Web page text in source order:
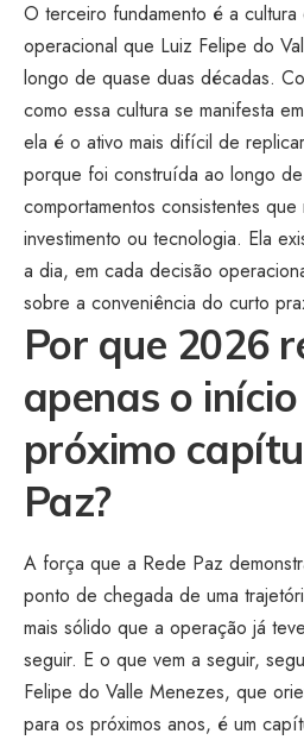
O terceiro fundamento é a
operacional que Luiz Felipe do
longo de quase duas décadas.
como essa cultura se manifesta
ela é o ativo mais difícil de
porque foi construída ao longo
comportamentos consistentes
investimento ou tecnologia. Ela
a dia, em cada decisão
sobre a conveniência do curto
Por que 2026
apenas o
próximo
Paz?
A força que a Rede Paz
ponto de chegada de uma
mais sólido que a operação já
seguir. E o que vem a seguir,
Felipe do Valle Menezes, que
para os próximos anos, é um